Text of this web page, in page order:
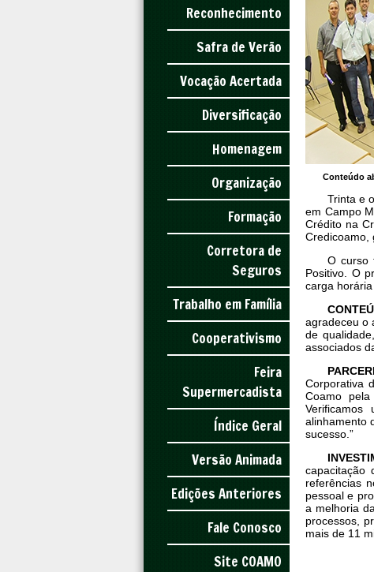
Reconhecimento
Safra de Verão
Vocação Acertada
Diversificação
Homenagem
Organização
Formação
Corretora de
Seguros
Trabalho em Família
Cooperativismo
Feira
Supermercadista
Índice Geral
Versão Animada
Edições Anteriores
Fale Conosco
Site COAMO
Conteúdo
Trinta e
em Campo
Crédito na
Credicoamo,
O curso
Positivo. O
carga
agradeceu o
de
associados
Corporativa
Coamo
alinhamento
sucesso.”
capacitação
referências
pessoal e
a melhoria
processos,
mais de 11